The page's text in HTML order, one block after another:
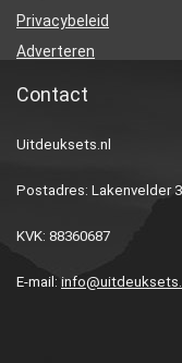
Privacybeleid
Adverteren
Contact
Uitdeuksets.nl
Postadres: Lakenvelder
KVK: 88360687
E-mail: